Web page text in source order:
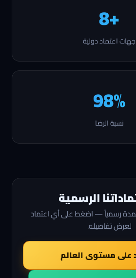
+8
جهات اعتماد دولية
98%
نسبة الرضا
الرسمية
رسمياً — اضغط على أي اعتماد
لعرض تفاصيله.
على مستوى العالم